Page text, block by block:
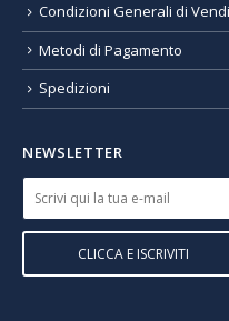
Condizioni Generali di
Metodi di Pagamento
Spedizioni
NEWSLETTER